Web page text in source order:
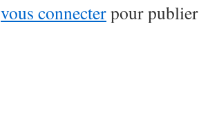
vous connecterpour